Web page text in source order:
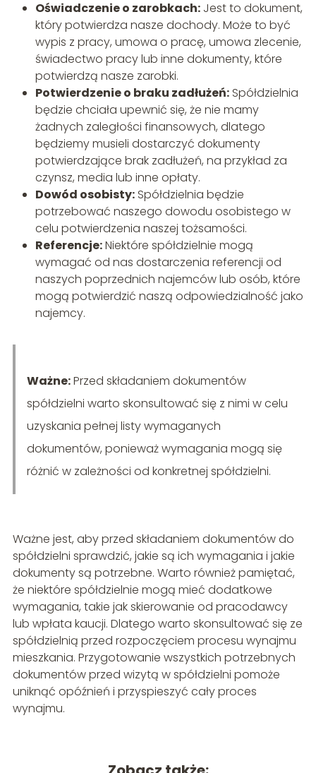
Oświadczenie o zarobkach:Jest to dokument,
który potwierdza nasze dochody. Może to być
wypis z pracy, umowa o pracę, umowa zlecenie,
świadectwo pracy lub inne dokumenty, które
potwierdzą nasze zarobki.
Potwierdzenie o braku zadłużeń:Spółdzielnia
będzie chciała upewnić się, że nie mamy
żadnych zaległości finansowych, dlatego
będziemy musieli dostarczyć dokumenty
potwierdzające brak zadłużeń, na przykład za
czynsz, media lub inne opłaty.
Dowód osobisty:Spółdzielnia będzie
potrzebować naszego dowodu osobistego w
celu potwierdzenia naszej tożsamości.
Referencje:Niektóre spółdzielnie mogą
wymagać od nas dostarczenia referencji od
naszych poprzednich najemców lub osób, które
mogą potwierdzić naszą odpowiedzialność jako
najemcy.
Ważne:Przed składaniem dokumentów
spółdzielni warto skonsultować się z nimi w celu
uzyskania pełnej listy wymaganych
dokumentów, ponieważ wymagania mogą się
różnić w zależności od konkretnej spółdzielni.
Ważne jest, aby przed składaniem dokumentów do
spółdzielni sprawdzić, jakie są ich wymagania i jakie
dokumenty są potrzebne. Warto również pamiętać,
że niektóre spółdzielnie mogą mieć dodatkowe
wymagania, takie jak skierowanie od pracodawcy
lub wpłata kaucji. Dlatego warto skonsultować się ze
spółdzielnią przed rozpoczęciem procesu wynajmu
mieszkania. Przygotowanie wszystkich potrzebnych
dokumentów przed wizytą w spółdzielni pomoże
uniknąć opóźnień i przyspieszyć cały proces
wynajmu.